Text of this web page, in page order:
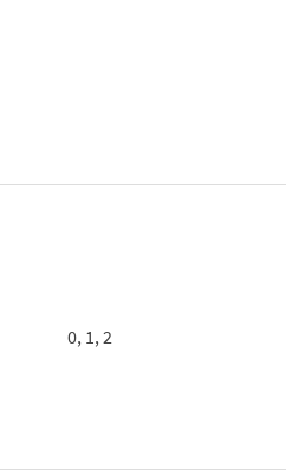
0, 1, 2